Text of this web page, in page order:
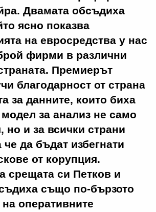
Двамата обсъдиха
ясно показва
на евросредства у нас
фирми в различни
Премиерът
благодарност от страна
за данните, които биха
за анализ не само
но и за всички страни
че да бъдат избегнати
от корупция.
срещата си Петков и
също по-бързото
оперативните